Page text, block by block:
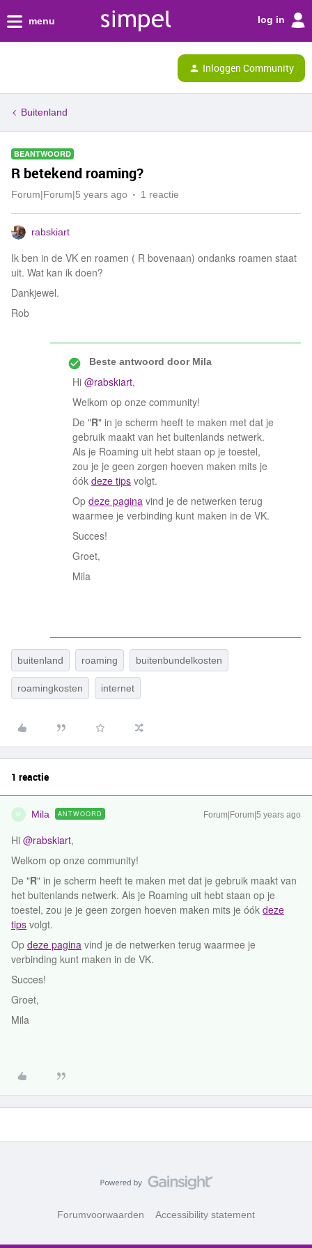
menu log in
Inloggen Community
Buitenland
BEANTWOORD
R betekend roaming?
Forum|Forum|5 years ago 1 reactie
rabskiart
Ik ben in de VK en roamen ( R bovenaan) ondanks roamen staat
uit. Wat kan ik doen?
Dankjewel.
Rob
Beste antwoord doorMila
Hi @rabskiart,
Welkom op onze community!
De "R" in je scherm heeft te maken met dat je
gebruik maakt van het buitenlands netwerk.
Als je Roaming uit hebt staan op je toestel,
zou je je geen zorgen hoeven maken mits je
óók deze tips volgt.
Op deze pagina vind je de netwerken terug
waarmee je verbinding kunt maken in de VK.
Succes!
Groet,
Mila
buitenland roaming buitenbundelkosten
roamingkosten internet
1 reactie
M Mila ANTWOORD Forum|Forum|5 years ago
Hi @rabskiart,
Welkom op onze community!
De "R" in je scherm heeft te maken met dat je gebruik maakt van
het buitenlands netwerk. Als je Roaming uit hebt staan op je
toestel, zou je je geen zorgen hoeven maken mits je óók deze
tips volgt.
Op deze pagina vind je de netwerken terug waarmee je
verbinding kunt maken in de VK.
Succes!
Groet,
Mila
Forumvoorwaarden Accessibility statement